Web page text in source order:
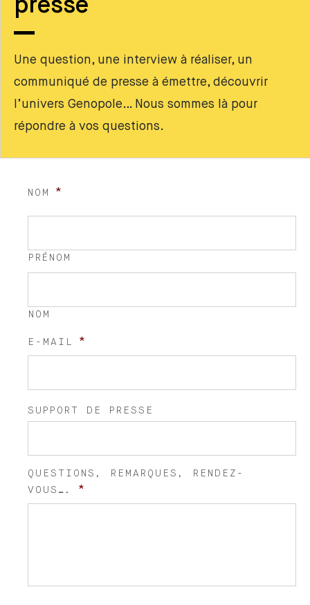
presse
Une question, une interview à réaliser, un
communiqué de presse à émettre, découvrir
l’univers Genopole… Nous sommes là pour
répondre à vos questions.
NOM *
PRÉNOM
NOM
E-MAIL *
SUPPORT DE PRESSE
QUESTIONS, REMARQUES, RENDEZ-
VOUS….
*